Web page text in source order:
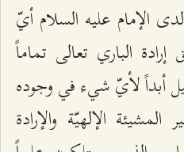
الإمام عليه السلام أيّ
الباري تعالى تماماً
أبداً لأيّ شي‌ء في وجوده
الإلهيّة والإرادة